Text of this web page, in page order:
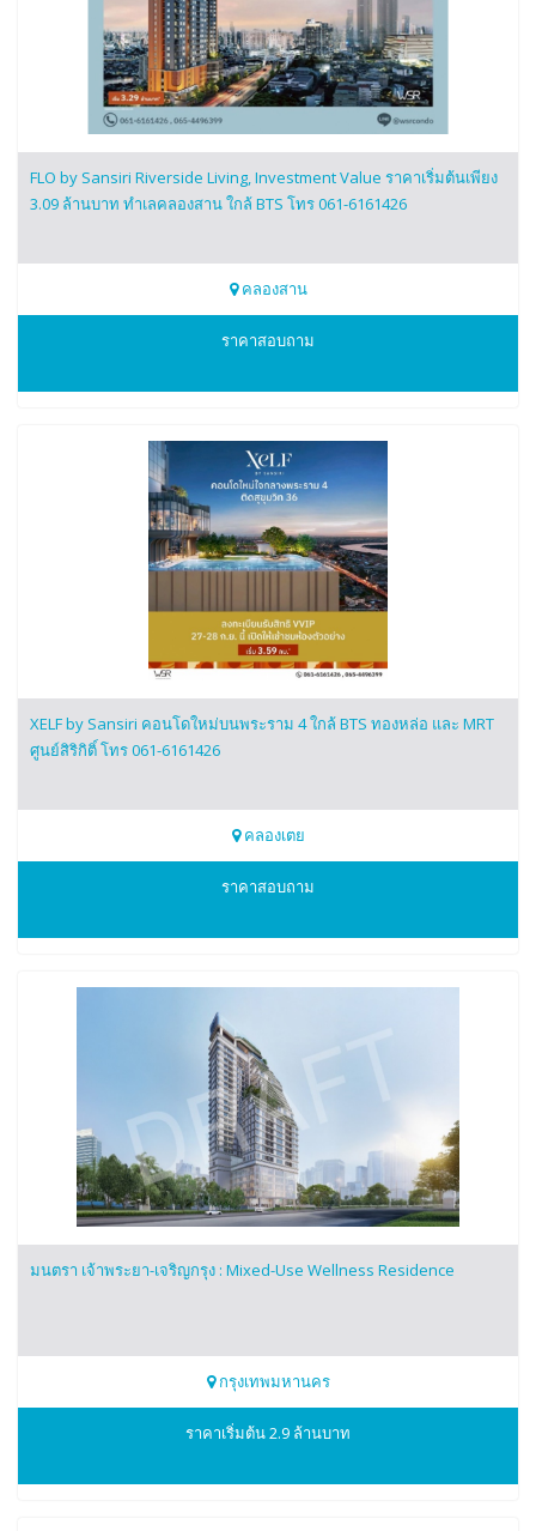
0616161426
FLO by Sansiri Riverside Living, Investment Value ราคาเริ่มต้นเพียง
3.09 ล้านบาท ทำเลคลองสาน ใกล้ BTS โทร 061-6161426
คลองสาน
ราคาสอบถาม
0616161426
XELF by Sansiri คอนโดใหม่บนพระราม 4 ใกล้ BTS ทองหล่อ และ MRT
ศูนย์สิริกิติ์ โทร 061-6161426
คลองเตย
ราคาสอบถาม
00
บริษัท เจ้าพระยามหานคร จำกัด (มหาชน) หรือ CMC
มนตรา เจ้าพระยา-เจริญกรุง : Mixed-Use Wellness Residence
กรุงเทพมหานคร
ราคาเริ่มต้น 2.9 ล้านบาท